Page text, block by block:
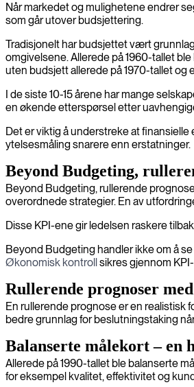
Når markedet og mulighetene endrer
som går utover budsjettering.
Tradisjonelt har budsjettet vært
omgivelsene. Allerede på 1960-tallet
uten budsjett allerede på 1970-tallet og
I de siste 10-15 årene har mange
en økende etterspørsel etter
Det er viktig å understreke at
ytelsesmåling snarere enn erstatninger.
Beyond Budgeting,
Beyond Budgeting, rullerende
overordnede strategier. En av
Disse KPI-ene gir ledelsen raskere
Beyond Budgeting handler ikke om å
Økonomisk kontrollsikres gjennom
Rullerende prognoser
En rullerende prognose er en realistisk
bedre grunnlag for beslutningstaking
Balanserte målekort –
Allerede på 1990-tallet ble balanserte
for eksempel kvalitet, effektivitet og